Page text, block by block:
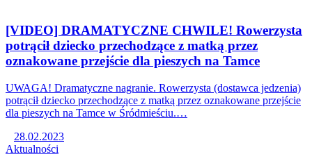
[VIDEO] DRAMATYCZNE CHWILE! Rowerzysta
potrącił dziecko przechodzące z matką przez
oznakowane przejście dla pieszych na Tamce
UWAGA! Dramatyczne nagranie. Rowerzysta (dostawca jedzenia)
potrącił dziecko przechodzące z matką przez oznakowane przejście
dla pieszych na Tamce w Śródmieściu.…
28.02.2023
Aktualności